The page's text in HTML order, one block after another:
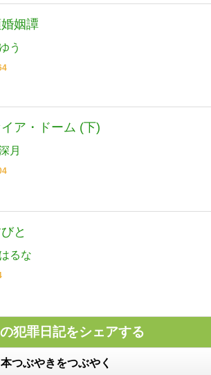
姻譚
う
ア・ドーム (下)
月
と
るな
犯罪日記をシェアする
本つぶやきをつぶやく